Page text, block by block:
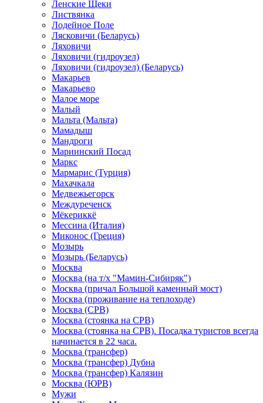
Ленские Щеки
Листвянка
Лодейное Поле
Лясковичи (Беларусь)
Ляховичи
Ляховичи (гидроузел)
Ляховичи (гидроузел) (Беларусь)
Макарьев
Макарьево
Малое море
Малый
Мальта (Мальта)
Мамадыш
Мандроги
Мариинский Посад
Маркс
Мармарис (Турция)
Махачкала
Медвежьегорск
Междуреченск
Мёкериккё
Мессина (Италия)
Миконос (Греция)
Мозырь
Мозырь (Беларусь)
Москва
Москва (на т/х "Мамин-Сибиряк")
Москва (причал Большой каменный мост)
Москва (проживание на теплоходе)
Москва (СРВ)
Москва (стоянка на СРВ)
Москва (стоянка на СРВ). Посадка туристов всегда
начинается в 22 часа.
Москва (трансфер)
Москва (трансфер) Дубна
Москва (трансфер) Калязин
Москва (ЮРВ)
Мужи